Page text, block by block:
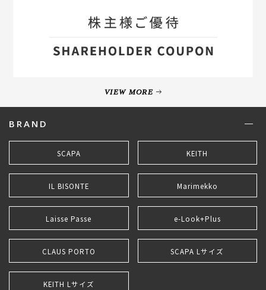
VIEW MORE
BRAND
SCAPA KEITH
IL BISONTE Marimekko
Laisse Passe e-Look+Plus
CLAUS PORTO SCAPA Lサイズ
KEITH Lサイズ